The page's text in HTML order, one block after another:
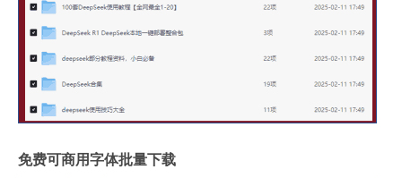
免费可商用字体批量下载